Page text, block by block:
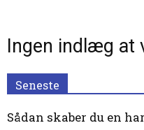
Ingen indlæg at
Seneste
Sådan skaber du en